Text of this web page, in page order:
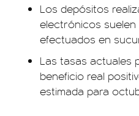
Los depósitos
electrónicos
efectuados en
Las tasas actuales
beneficio real
estimada para